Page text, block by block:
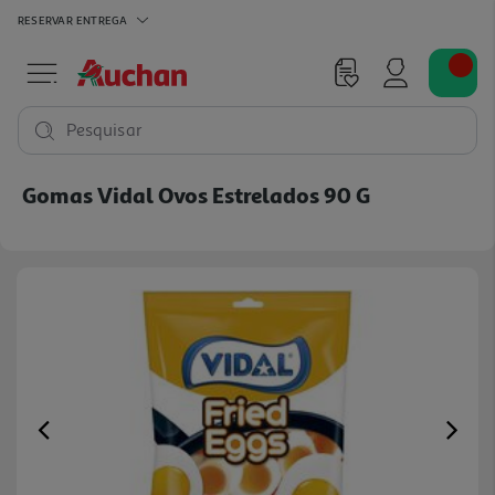
RESERVAR ENTREGA
Pesquisar
Gomas Vidal Ovos Estrelados 90 G
Previous